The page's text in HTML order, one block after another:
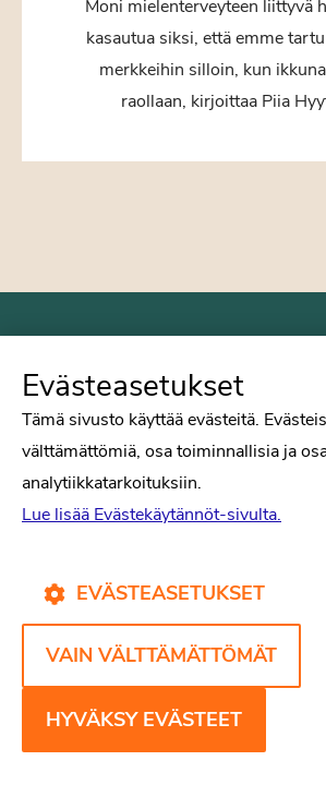
Moni mielenterveyteen liittyvä
kasautua siksi, että emme
merkkeihin silloin, kun
raollaan, kirjoittaa Piia
Suomen Psykologiliitto ry
Bulevardi 30 B 3
Puh. 09-6122 9122
Työelämä
Evästeasetukset
Tämä sivusto käyttää evästeitä.
välttämättömiä, osa toiminnallisia ja
analytiikkatarkoituksiin.
Lue lisää Evästekäytännöt-sivulta.
EVÄSTEASETUKSET
VAIN VÄLTTÄMÄTTÖMÄT
HYVÄKSY EVÄSTEET